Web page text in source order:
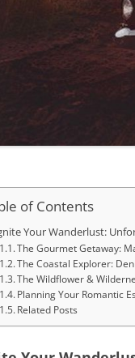
of Contents
Your Wanderlust:
The Gourmet Getaway:
The Coastal Explorer:
The Wildflower &
Planning Your Romantic
Related Posts